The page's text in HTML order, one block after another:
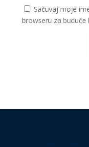
Sačuvaj moje
browseru za buduće